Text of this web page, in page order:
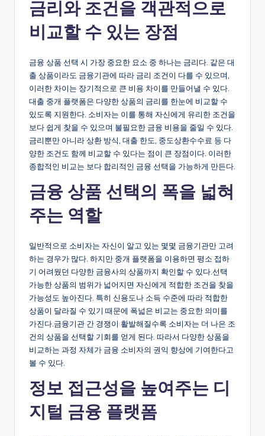
금리와 조건을 객관적으로
비교할 수 있는 장점
금융 상품 선택 시 가장 중요한 요소 중 하나는 금리다. 같은 대
출 상품이라도 금융기관에 따라 금리 조건이 다를 수 있으며,
이러한 차이는 장기적으로 큰 비용 차이를 만들어낼 수 있다.
대출 중개 플랫폼은 다양한 상품의 금리를 한눈에 비교할 수
있도록 지원한다. 소비자는 이를 통해 자신에게 유리한 조건을
보다 쉽게 찾을 수 있으며 불필요한 금융 비용을 줄일 수 있다.
금리뿐만 아니라 상환 방식, 대출 한도, 중도상환수수료 등 다
양한 조건도 함께 비교할 수 있다는 점이 큰 장점이다. 이러한
종합적인 비교는 보다 합리적인 금융 선택을 가능하게 만든다.
금융 상품 선택의 폭을 넓혀
주는 역할
일반적으로 소비자는 자신이 알고 있는 몇몇 금융기관만 고려
하는 경우가 많다. 하지만 중개 플랫폼을 이용하면 평소 접하
기 어려웠던 다양한 금융사의 상품까지 확인할 수 있다.선택
가능한 상품의 범위가 넓어지면 자신에게 적합한 조건을 찾을
가능성도 높아진다. 특히 신용도나 소득 수준에 따라 적합한
상품이 달라질 수 있기 때문에 폭넓은 비교는 중요한 의미를
가진다.금융기관 간 경쟁이 활발해질수록 소비자는 더 나은 조
건의 상품을 선택할 기회를 얻게 된다. 따라서 다양한 상품을
비교하는 과정 자체가 금융 소비자의 권익 향상에 기여한다고
볼 수 있다.
정보 접근성을 높여주는 디
지털 금융 플랫폼